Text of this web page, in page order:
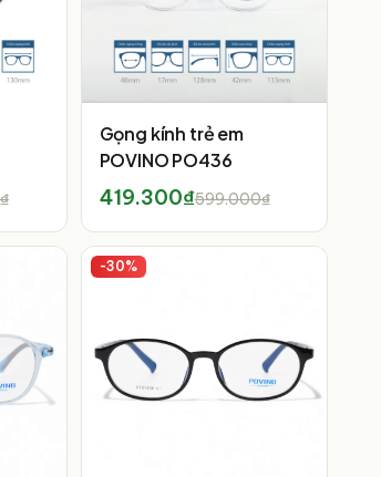
Gọng kính trẻ em
POVINO PO436
419.300₫599.000₫
-30%